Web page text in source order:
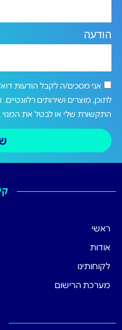
הודעה
לתוכן, מוצרים ושירותים
התקשורת שלי או לבטל את
ראשי
אודות
לקוחותינו
מערכת הרישום